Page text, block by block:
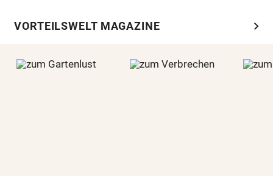
VORTEILSWELT MAGAZINE chevron_right